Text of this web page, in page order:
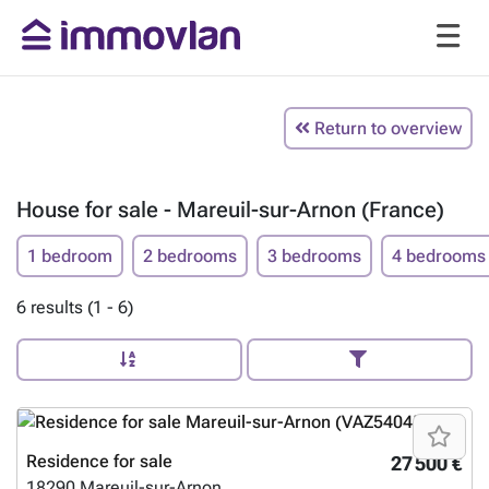
Return to overview
House for sale - Mareuil-sur-Arnon (France)
1 bedroom 2 bedrooms 3 bedrooms 4 bedrooms
6 results (1 - 6)
27 500 €
Residence for sale